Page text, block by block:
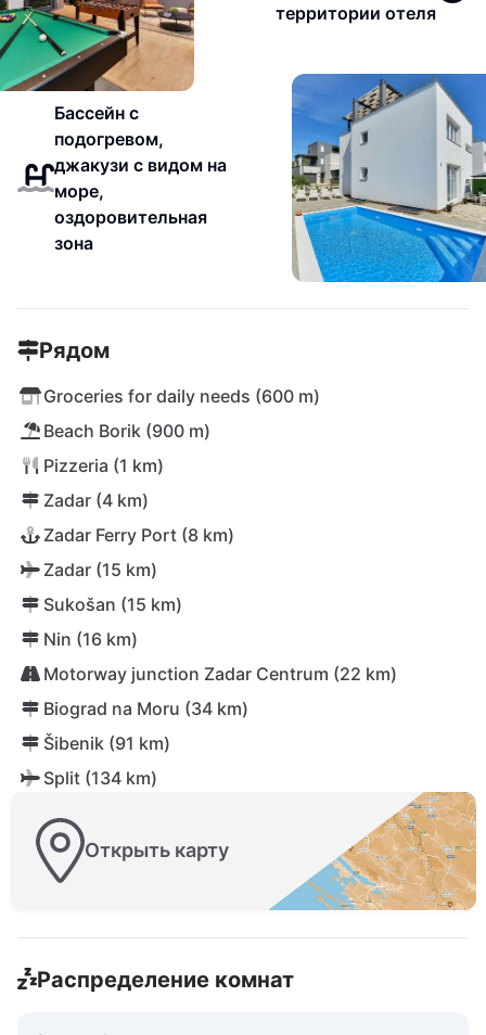
территории отеля
Бассейн с
подогревом,
джакузи с видом на
море,
оздоровительная
зона
Рядом
Groceries for daily needs (600 m)
Beach Borik (900 m)
Pizzeria (1 km)
Zadar (4 km)
Zadar Ferry Port (8 km)
Zadar (15 km)
Sukošan (15 km)
Nin (16 km)
Motorway junction Zadar Centrum (22 km)
Biograd na Moru (34 km)
Šibenik (91 km)
Split (134 km)
Открыть карту
Распределение комнат